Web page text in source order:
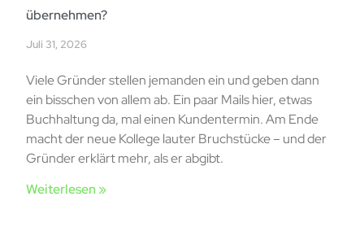
übernehmen?
Juli 31, 2026
Viele Gründer stellen jemanden ein und geben dann
ein bisschen von allem ab. Ein paar Mails hier, etwas
Buchhaltung da, mal einen Kundentermin. Am Ende
macht der neue Kollege lauter Bruchstücke – und der
Gründer erklärt mehr, als er abgibt.
Weiterlesen »